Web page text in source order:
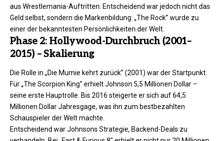
aus Wrestlemania-Auftritten. Entscheidend war jedoch nicht das
Geld selbst, sondern die Markenbildung: „The Rock” wurde zu
einer der bekanntesten Persönlichkeiten der Welt.
Phase 2: Hollywood-Durchbruch (2001–
2015) – Skalierung
Die Rolle in „Die Mumie kehrt zurück” (2001) war der Startpunkt.
Für „The Scorpion King” erhielt Johnson 5,5 Millionen Dollar –
seine erste Hauptrolle. Bis 2016 steigerte er sich auf 64,5
Millionen Dollar Jahresgage, was ihn zum bestbezahlten
Schauspieler der Welt machte.
Entscheidend war Johnsons Strategie, Backend-Deals zu